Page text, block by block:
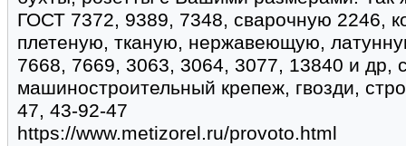
ГОСТ 7372, 9389, 7348, сварочную 2246,
плетеную, тканую, нержавеющую,
7668, 7669, 3063, 3064, 3077, 13840 и др,
машиностроительный крепеж, гвозди,
47, 43-92-47
https://www.metizorel.ru/provoto.html